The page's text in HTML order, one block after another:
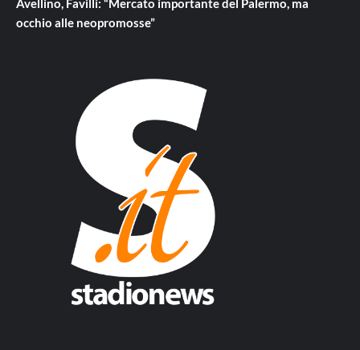
Avellino, Favilli: “Mercato importante del Palermo, ma
occhio alle neopromosse”